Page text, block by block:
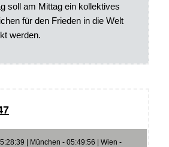
soll am Mittag ein kollektives
für den Frieden in die Welt
werden.
| München - 05:49:56 | Wien -